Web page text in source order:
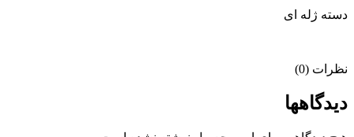
دسته ژله ای
نظرات (0)
دیدگاهها